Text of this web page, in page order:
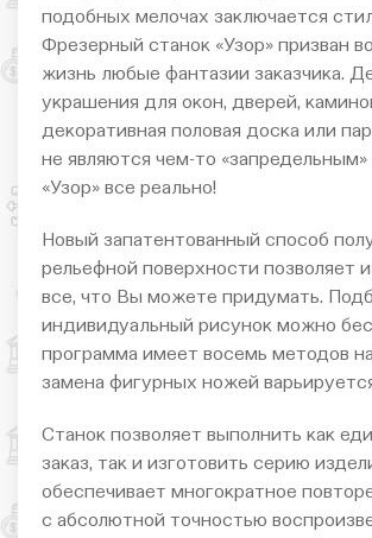
подобных мелочах заключается
Фрезерный станок «Узор» призван
жизнь любые фантазии заказчика.
украшения для окон, дверей,
декоративная половая доска или
не являются чем-то
«Узор» все реально!
Новый запатентованный способ
рельефной поверхности позволяет
все, что Вы можете придумать.
индивидуальный рисунок можно
программа имеет восемь методов
замена фигурных ножей
Станок позволяет выполнить как
заказ, так и изготовить серию
обеспечивает многократное
с абсолютной точностью